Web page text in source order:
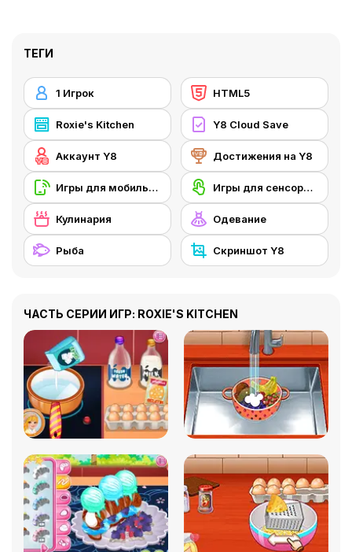
ТЕГИ
1 Игрок HTML5
Roxie's Kitchen Y8 Cloud Save
Аккаунт Y8 Достижения на Y8
Игры для мобильных телефонов Игры для сенсорного экрана
Кулинария Одевание
Рыба Скриншот Y8
ЧАСТЬ СЕРИИ ИГР: ROXIE'S KITCHEN